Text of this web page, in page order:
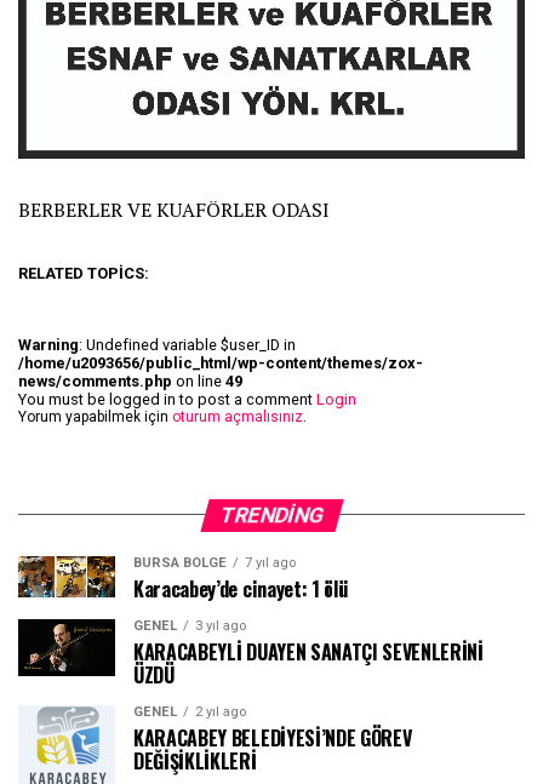
BERBERLER VE KUAFÖRLER ODASI
RELATED TOPICS:
Warning: Undefined variable $user_ID in
/home/u2093656/public_html/wp-content/themes/zox-
news/comments.php on line 49
You must be logged in to post a comment Login
Yorum yapabilmek için oturum açmalısınız
TRENDING
BURSA BÖLGE 7 yıl ago
Karacabey’de cinayet: 1 ölü
GENEL 3 yıl ago
KARACABEYLİ DUAYEN SANATÇI SEVENLERİNİ
ÜZDÜ
GENEL 2 yıl ago
KARACABEY BELEDİYESİ’NDE GÖREV
DEĞİŞİKLİKLERİ